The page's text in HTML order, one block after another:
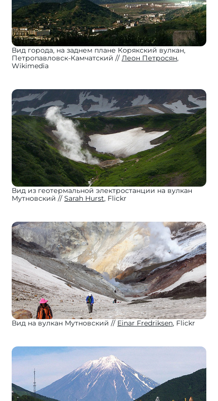
Вид города, на заднем плане Корякский вулкан,
Петропавловск-Камчатский
Леон Петросян,
Wikimedia
Вид из геотермальной электростанции на вулкан
Мутновский
Sarah Hurst, Flickr
Вид на вулкан Мутновский Einar Fredriksen, Flickr